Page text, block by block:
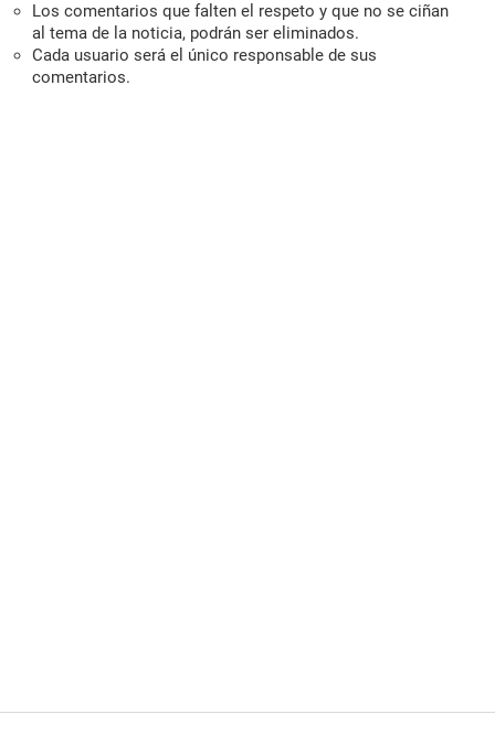
Los comentarios que falten el respeto y que no se ciñan
al tema de la noticia, podrán ser eliminados.
Cada usuario será el único responsable de sus
comentarios.